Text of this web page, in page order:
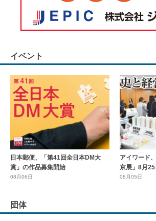
イベント
日本郵便、「第41回全日本DM大
賞」の作品募集開始
08月06日
アイワード
京展」8月
08月05日
団体